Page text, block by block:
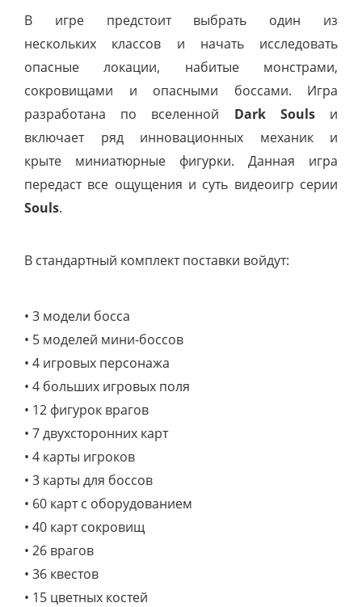
В игре предстоит выбрать один из
нескольких классов и начать исследовать
опасные локации, набитые монстрами,
сокровищами и опасными боссами. Игра
разработана по вселенной Dark Soulsи
включает ряд инновационных механик и
крыте миниатюрные фигурки. Данная игра
передаст все ощущения и суть видеоигр серии
Souls.
В стандартный комплект поставки войдут:
• 3 модели босса
• 5 моделей мини-боссов
• 4 игровых персонажа
• 4 больших игровых поля
• 12 фигурок врагов
• 7 двухсторонних карт
• 4 карты игроков
• 3 карты для боссов
• 60 карт с оборудованием
• 40 карт сокровищ
• 26 врагов
• 36 квестов
• 15 цветных костей